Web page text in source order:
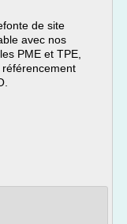
de site
avec nos
PME et TPE,